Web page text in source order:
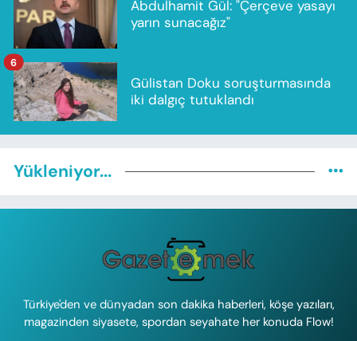
Abdulhamit Gül: "Çerçeve yasayı
yarın sunacağız"
Gülistan Doku soruşturmasında
iki dalgıç tutuklandı
6
Yükleniyor...
Türkiye'den ve dünyadan son dakika haberleri, köşe yazıları,
magazinden siyasete, spordan seyahate her konuda Flow!